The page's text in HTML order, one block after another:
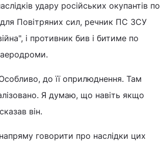
удару російських окупантів по
Повітряних сил, речник ПС ЗСУ
і противник бив і битиме по
аеродроми.
до її оприлюднення. Там
Я думаю, що навіть якщо
він.
говорити про наслідки цих